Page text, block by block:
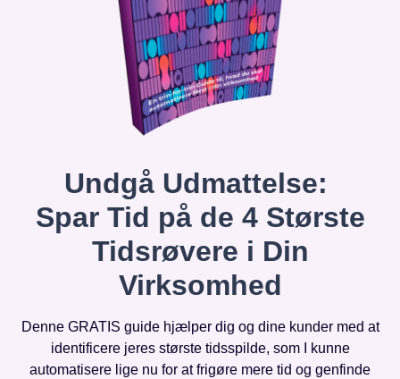
Undgå Udmattelse:
Spar Tid på de 4 Største
Tidsrøvere i Din
Virksomhed
Denne GRATIS guide hjælper dig og dine kunder med at
identificere jeres største tidsspilde, som I kunne
automatisere lige nu for at frigøre mere tid og genfinde